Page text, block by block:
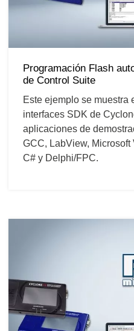
Programación Flash
de Control Suite
Este ejemplo se muestra
interfaces SDK de
aplicaciones de
GCC, LabView, Microsoft
C# y Delphi/FPC.